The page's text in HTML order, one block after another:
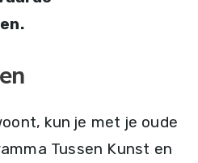
kun je met je oude
Tussen Kunst en